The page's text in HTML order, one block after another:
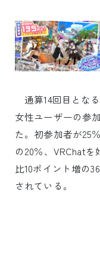
通算14回目とな
女性ユーザーの参
た。初参加者が25
の20％、VRChat
比10ポイント増の
されている。